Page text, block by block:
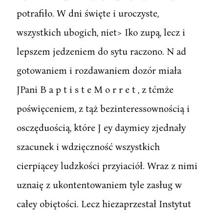
potrafiło. W dni święte i uroczyste,
wszystkich ubogich, niet> Iko zupą, lecz i
lepszem jedzeniem do sytu raczono. N ad
gotowaniem i rozdawaniem dozór miała
JPani B a p t i s t e M o r r e t , z tćmże
poświęceniem, z tąż bezinteressownością i
osczęduością, które J ey daymiey zjednały
szacunek i wdzięczność wszystkich
cierpiącey ludzkości przyiaciół. Wraz z nimi
uznaię z ukontentowaniem tyle zasług w
całey obiętości. Lecz hiezaprzestał Instytut